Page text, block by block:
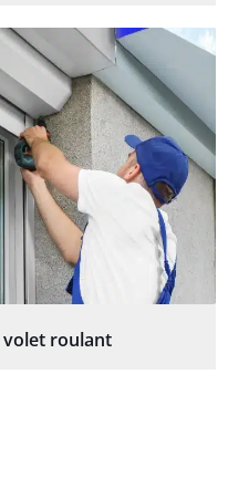
volet roulant